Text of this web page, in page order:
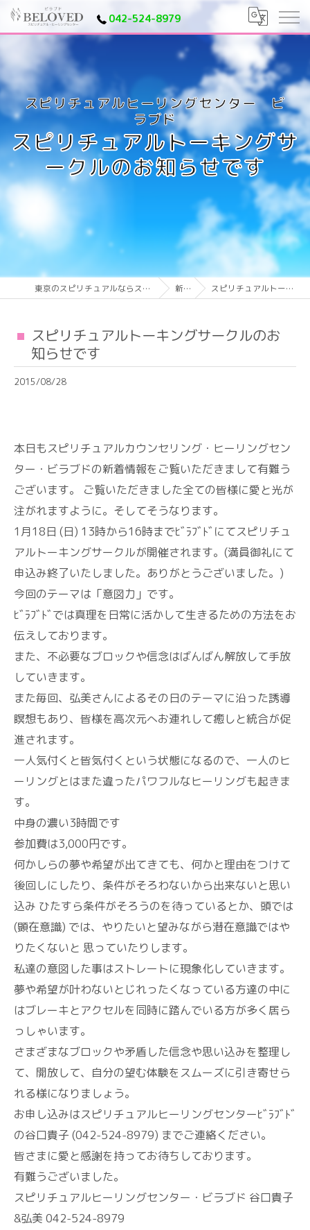
042-524-8979
スピリチュアルトーキングサ
ークルのお知らせです
東京のスピリチュアルならスピリチュアルヒーリングセンター ビラブド 新着情報 スピリチュアルトーキングサークルのお知らせです
スピリチュアルトーキングサークルのお
知らせです
2015/08/28
本日もスピリチュアルカウンセリング・ヒーリングセン
ター・ビラブドの新着情報をご覧いただきまして有難う
ございます。 ご覧いただきました全ての皆様に愛と光が
注がれますように。そしてそうなります。
1月18日 (日) 13時から16時までﾋﾞﾗﾌﾞﾄﾞにてスピリチュ
アルトーキングサークルが開催されます。(満員御礼にて
申込み終了いたしました。ありがとうございました。)
今回のテーマは「意図力」です。
ﾋﾞﾗﾌﾞﾄﾞでは真理を日常に活かして生きるための方法をお
伝えしております。
また、不必要なブロックや信念はばんばん解放して手放
していきます。
また毎回、弘美さんによるその日のテーマに沿った誘導
瞑想もあり、皆様を高次元へお連れして癒しと統合が促
進されます。
一人気付くと皆気付くという状態になるので、一人のヒ
ーリングとはまた違ったパワフルなヒーリングも起きま
す。
中身の濃い3時間です
参加費は3,000円です。
何かしらの夢や希望が出てきても、何かと理由をつけて
後回しにしたり、条件がそろわないから出来ないと思い
込み ひたすら条件がそろうのを待っているとか、頭では
(顕在意識) では、やりたいと望みながら潜在意識ではや
りたくないと 思っていたりします。
私達の意図した事はストレートに現象化していきます。
夢や希望が叶わないとじれったくなっている方達の中に
はブレーキとアクセルを同時に踏んでいる方が多く居ら
っしゃいます。
さまざまなブロックや矛盾した信念や思い込みを整理し
て、開放して、自分の望む体験をスムーズに引き寄せら
れる様になりましょう。
お申し込みはスピリチュアルヒーリングセンターﾋﾞﾗﾌﾞﾄﾞ
の谷口貴子 (042-524-8979) までご連絡ください。
皆さまに愛と感謝を持ってお待ちしております。
有難うございました。
スピリチュアルヒーリングセンター・ビラブド 谷口貴子
&弘美 042-524-8979